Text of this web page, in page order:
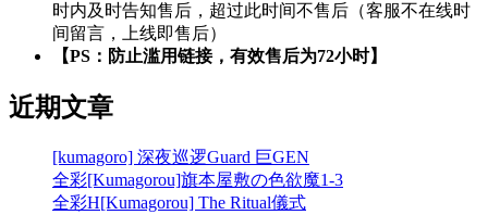
时内及时告知售后，超过此时间不售后（客服不在线时
间留言，上线即售后）
【PS：防止滥用链接，有效售后为72小时】
近期文章
[kumagoro] 深夜巡逻Guard 巨GEN
全彩[Kumagorou]旗本屋敷の色欲魔1-3
全彩H[Kumagorou] The Ritual儀式